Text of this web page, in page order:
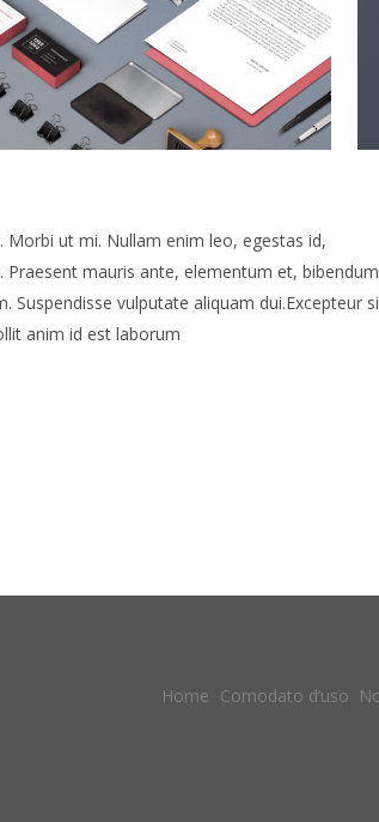
ut mi. Nullam enim leo, egestas id,
mauris ante, elementum et,
Suspendisse vulputate aliquam dui.Excepteur
anim id est laborum
Home Comodato d’uso